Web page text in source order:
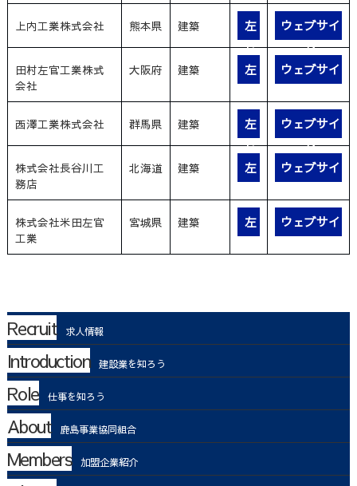
上内工業株式会社 熊本県 建築
左
官
ウェブサイ
ト
田村左官工業株式
会社
大阪府 建築
左
ウェブサイ
西澤工業株式会社 群馬県 建築
左
官
ウェブサイ
ト
株式会社長谷川工
務店
北海道 建築
左
ウェブサイ
株式会社米田左官
工業
宮城県 建築
左
ウェブサイ
Recruit 求人情報
Introduction 建設業を知ろう
Role 仕事を知ろう
About 鹿島事業協同組合
Members 加盟企業紹介